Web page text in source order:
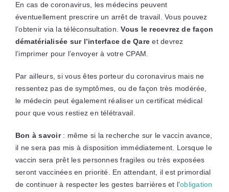
En cas de coronavirus, les médecins peuvent
éventuellement prescrire un arrêt de travail. Vous pouvez
l’obtenir via la téléconsultation. Vous le recevrez de façon
dématérialisée sur l’interface de Qare et devrez
l’imprimer pour l’envoyer à votre CPAM.
Par ailleurs, si vous êtes porteur du coronavirus mais ne
ressentez pas de symptômes, ou de façon très modérée,
le médecin peut également réaliser un certificat médical
pour que vous restiez en télétravail.
Bon à savoir: même si la recherche sur le vaccin avance,
il ne sera pas mis à disposition immédiatement. Lorsque le
vaccin sera prêt les personnes fragiles ou très exposées
seront vaccinées en priorité. En attendant, il est primordial
de continuer à respecter les gestes barrières et l’obligation